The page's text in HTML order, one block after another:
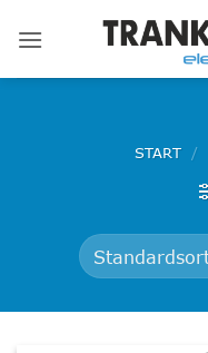
Inhalt
START /